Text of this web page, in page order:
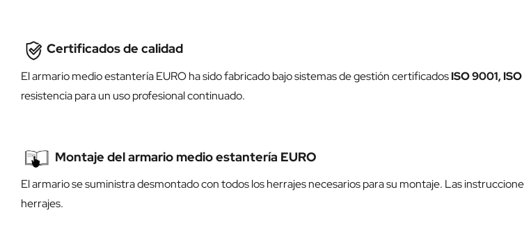
Certificados de calidad
El armario medio estantería EURO ha sido fabricado bajo sistemas de gestión certificadosISO 9001,
resistencia para un uso profesional continuado.
Montaje del armario medio estantería EURO
El armario se suministra desmontado con todos los herrajes necesarios para su montaje. Las
herrajes.